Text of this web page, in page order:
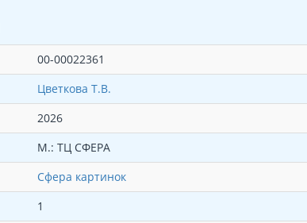
00-00022361
Цветкова Т.В.
2026
М.: ТЦ СФЕРА
Сфера картинок
1